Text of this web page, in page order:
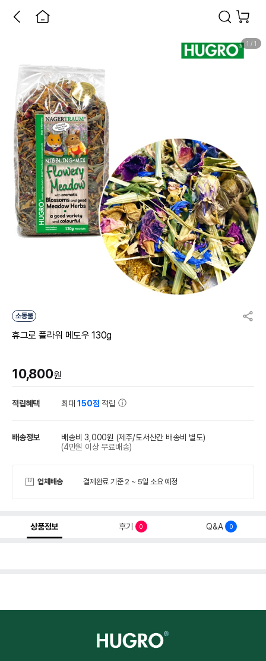
1 / 1
소동물
휴그로 플라워 메도우 130g
10,800원
적립혜택 최대150점 적립
배송정보 배송비 3,000원 (제주/도서산간 배송비 별도)
(4만원 이상 무료배송)
업체배송 결제완료 기준 2 ~ 5일 소요 예정
상품정보 후기 0 Q&A 0